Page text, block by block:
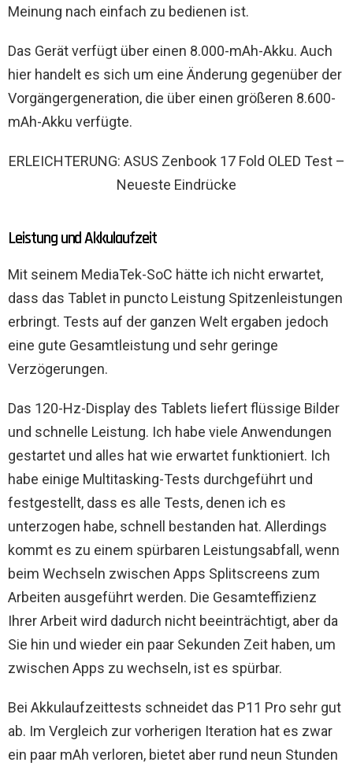
Meinung nach einfach zu bedienen ist.
Das Gerät verfügt über einen 8.000-mAh-Akku. Auch
hier handelt es sich um eine Änderung gegenüber der
Vorgängergeneration, die über einen größeren 8.600-
mAh-Akku verfügte.
ERLEICHTERUNG: ASUS Zenbook 17 Fold OLED Test –
Neueste Eindrücke
Leistung und Akkulaufzeit
Mit seinem MediaTek-SoC hätte ich nicht erwartet,
dass das Tablet in puncto Leistung Spitzenleistungen
erbringt. Tests auf der ganzen Welt ergaben jedoch
eine gute Gesamtleistung und sehr geringe
Verzögerungen.
Das 120-Hz-Display des Tablets liefert flüssige Bilder
und schnelle Leistung. Ich habe viele Anwendungen
gestartet und alles hat wie erwartet funktioniert. Ich
habe einige Multitasking-Tests durchgeführt und
festgestellt, dass es alle Tests, denen ich es
unterzogen habe, schnell bestanden hat. Allerdings
kommt es zu einem spürbaren Leistungsabfall, wenn
beim Wechseln zwischen Apps Splitscreens zum
Arbeiten ausgeführt werden. Die Gesamteffizienz
Ihrer Arbeit wird dadurch nicht beeinträchtigt, aber da
Sie hin und wieder ein paar Sekunden Zeit haben, um
zwischen Apps zu wechseln, ist es spürbar.
Bei Akkulaufzeittests schneidet das P11 Pro sehr gut
ab. Im Vergleich zur vorherigen Iteration hat es zwar
ein paar mAh verloren, bietet aber rund neun Stunden